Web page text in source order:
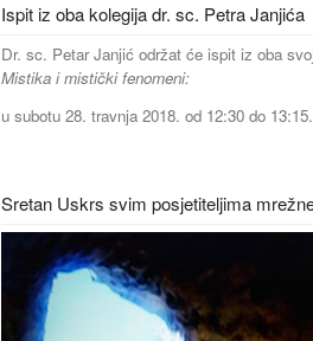
Ispit iz oba kolegija dr. sc. Petra Janjića
Dr. sc. Petar Janjić održat će ispit iz oba
Mistika i mistički fenomeni:
u subotu 28. travnja 2018. od 12:30 do 13:15.
Sretan Uskrs svim posjetiteljima